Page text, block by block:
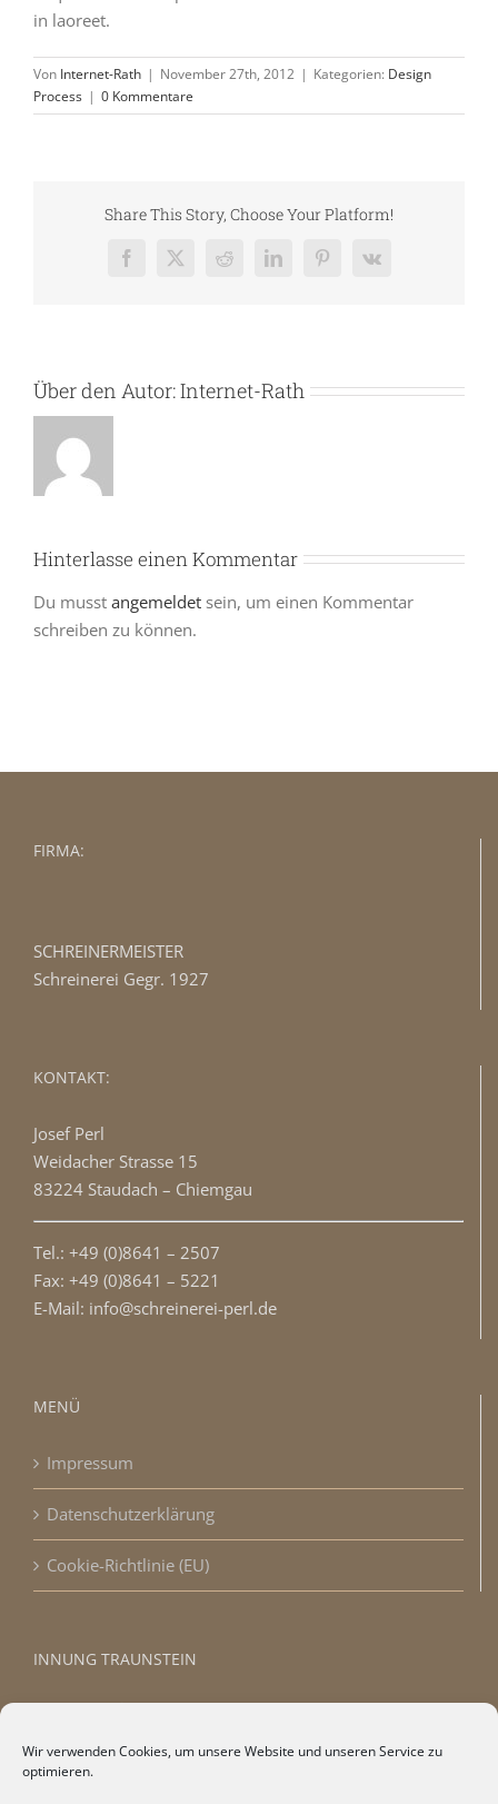
Wir verwenden Cookies, um unsere Website und unseren Service zu
optimieren.
in laoreet.
Von Internet-Rath | November 27th, 2012 | Kategorien: Design
Process | 0 Kommentare
Share This Story, Choose Your Platform!
Facebook
X RedditLinkedInPinterest
Vk
Über den Autor:Internet-Rath
Hinterlasse einen Kommentar
Du musst angemeldet sein, um einen Kommentar
schreiben zu können.
FIRMA:
SCHREINERMEISTER
Schreinerei Gegr. 1927
KONTAKT:
Josef Perl
Weidacher Strasse 15
83224 Staudach – Chiemgau
Tel.: +49 (0)8641 – 2507
Fax: +49 (0)8641 – 5221
E-Mail: info@schreinerei-perl.de
MENÜ
Impressum
Datenschutzerklärung
Cookie-Richtlinie (EU)
INNUNG TRAUNSTEIN